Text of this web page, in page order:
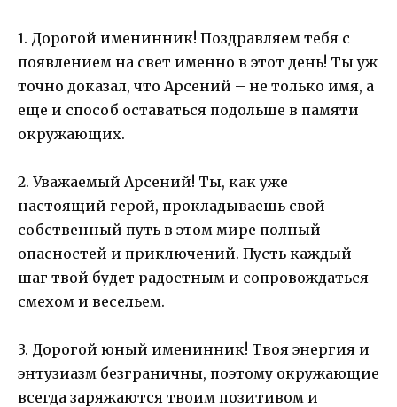
1. Дорогой именинник! Поздравляем тебя с
появлением на свет именно в этот день! Ты уж
точно доказал, что Арсений – не только имя, а
еще и способ оставаться подольше в памяти
окружающих.
2. Уважаемый Арсений! Ты, как уже
настоящий герой, прокладываешь свой
собственный путь в этом мире полный
опасностей и приключений. Пусть каждый
шаг твой будет радостным и сопровождаться
смехом и весельем.
3. Дорогой юный именинник! Твоя энергия и
энтузиазм безграничны, поэтому окружающие
всегда заряжаются твоим позитивом и